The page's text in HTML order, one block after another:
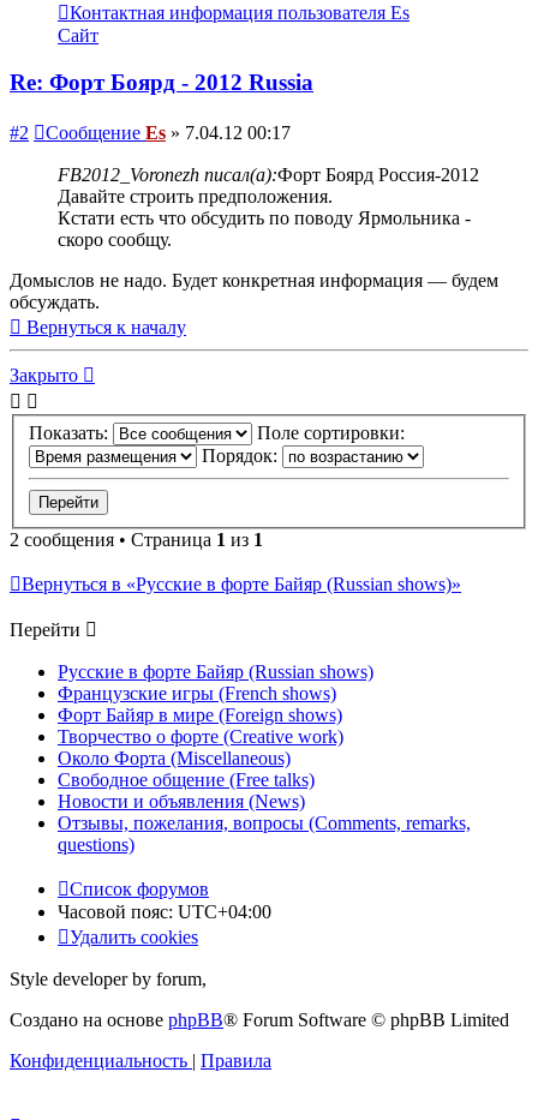
Контактная информация пользователя Es
Сайт
Re: Форт Боярд - 2012 Russia
#2 Сообщение Es » 7.04.12 00:17
FB2012_Voronezh писал(а):Форт Боярд Россия-2012
Давайте строить предположения.
Кстати есть что обсудить по поводу Ярмольника -
скоро сообщу.
Домыслов не надо. Будет конкретная информация — будем
обсуждать.
Вернуться к началу
Закрыто
Показать:
Поле сортировки:
Порядок:
2 сообщения • Страница 1 из 1
Вернуться в «Русские в форте Байяр (Russian shows)»
Перейти
Русские в форте Байяр (Russian shows)
Французские игры (French shows)
Форт Байяр в мире (Foreign shows)
Творчество о форте (Creative work)
Около Форта (Miscellaneous)
Свободное общение (Free talks)
Новости и объявления (News)
Отзывы, пожелания, вопросы (Comments, remarks,
questions)
Список форумов
Часовой пояс: UTC+04:00
Удалить cookies
Style developer by forum,
Создано на основе phpBB® Forum Software © phpBB Limited
Конфиденциальность | Правила